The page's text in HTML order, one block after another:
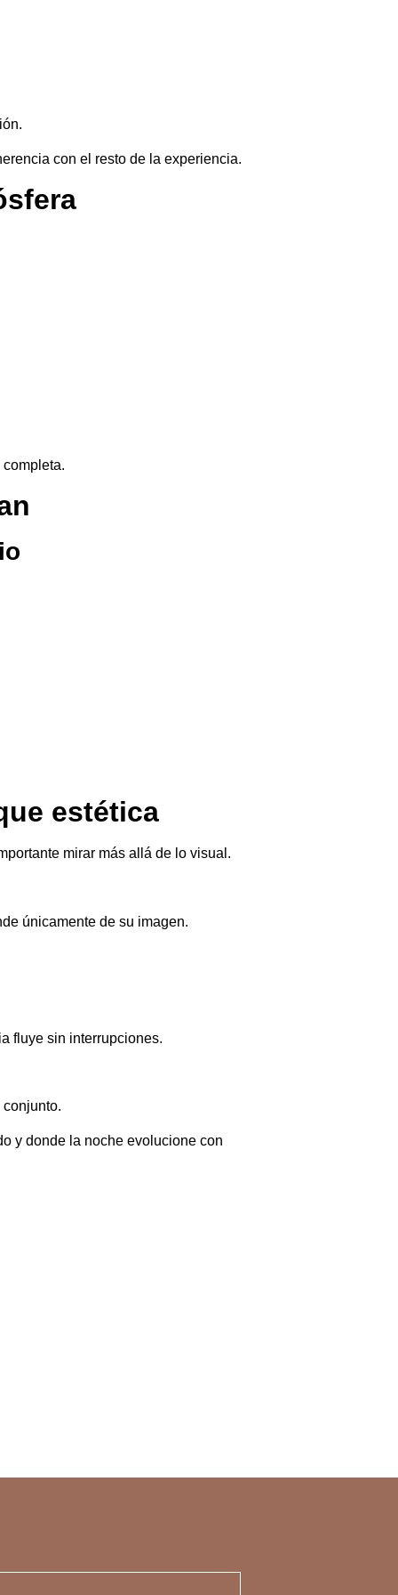
con el resto de la experiencia.
estética
mirar más allá de lo visual.
únicamente de su imagen.
fluye sin interrupciones.
y donde la noche evolucione con